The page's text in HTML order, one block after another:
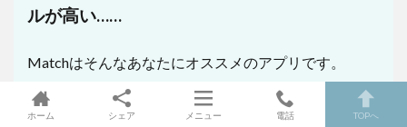
ルが高い……
Matchはそんなあなたにオススメのアプリです。
なぜなら、
マッチングしなくてもメッセージの送信が
可能
なので。
ホーム シェア メニュー 電話 TOPへ